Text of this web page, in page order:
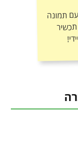
תמונה
– ונתאים לכם את תכשיר